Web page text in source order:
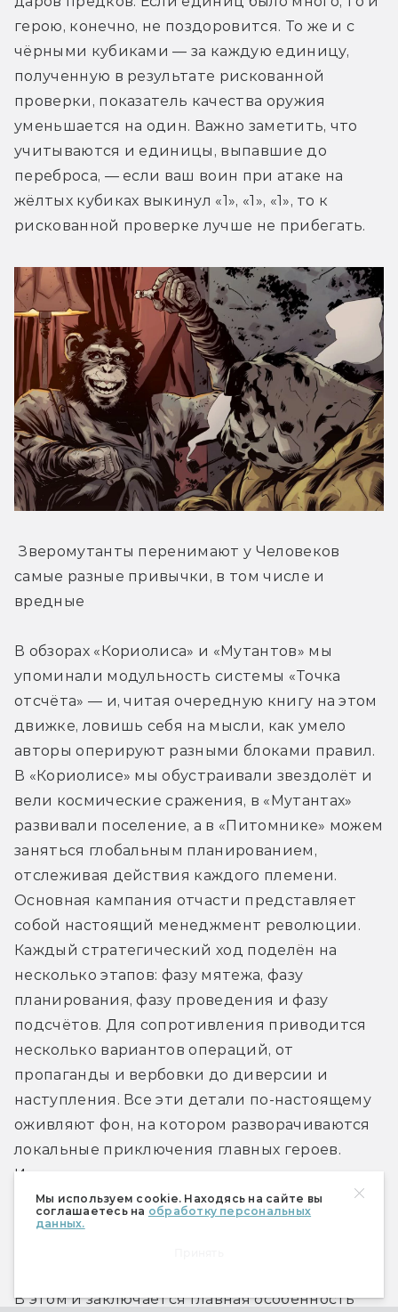
Мы используем cookie. Находясь на сайте вы
соглашаетесь на обработку персональных
данных.
герою, конечно, не поздоровится. То же и с
чёрными кубиками — за каждую единицу,
полученную в результате рискованной
проверки, показатель качества оружия
уменьшается на один. Важно заметить, что
учитываются и единицы, выпавшие до
переброса, — если ваш воин при атаке на
жёлтых кубиках выкинул «1», «1», «1», то к
рискованной проверке лучше не прибегать.
самые разные привычки, в том числе и
вредные
В обзорах «Кориолиса» и «Мутантов» мы
упоминали модульность системы «Точка
отсчёта» — и, читая очередную книгу на этом
движке, ловишь себя на мысли, как умело
авторы оперируют разными блоками правил.
В «Кориолисе» мы обустраивали звездолёт и
вели космические сражения, в «Мутантах»
развивали поселение, а в «Питомнике» можем
заняться глобальным планированием,
отслеживая действия каждого племени.
Основная кампания отчасти представляет
собой настоящий менеджмент революции.
Каждый стратегический ход поделён на
несколько этапов: фазу мятежа, фазу
планирования, фазу проведения и фазу
подсчётов. Для сопротивления приводится
несколько вариантов операций, от
пропаганды и вербовки до диверсии и
наступления. Все эти детали по-настоящему
оживляют фон, на котором разворачиваются
локальные приключения главных героев.
Игроки не просто слышат от ведущего, что
где-то там прошло сражение зверей и машин,
а действительно подсчитывают потери и
В этом и заключается главная особенность